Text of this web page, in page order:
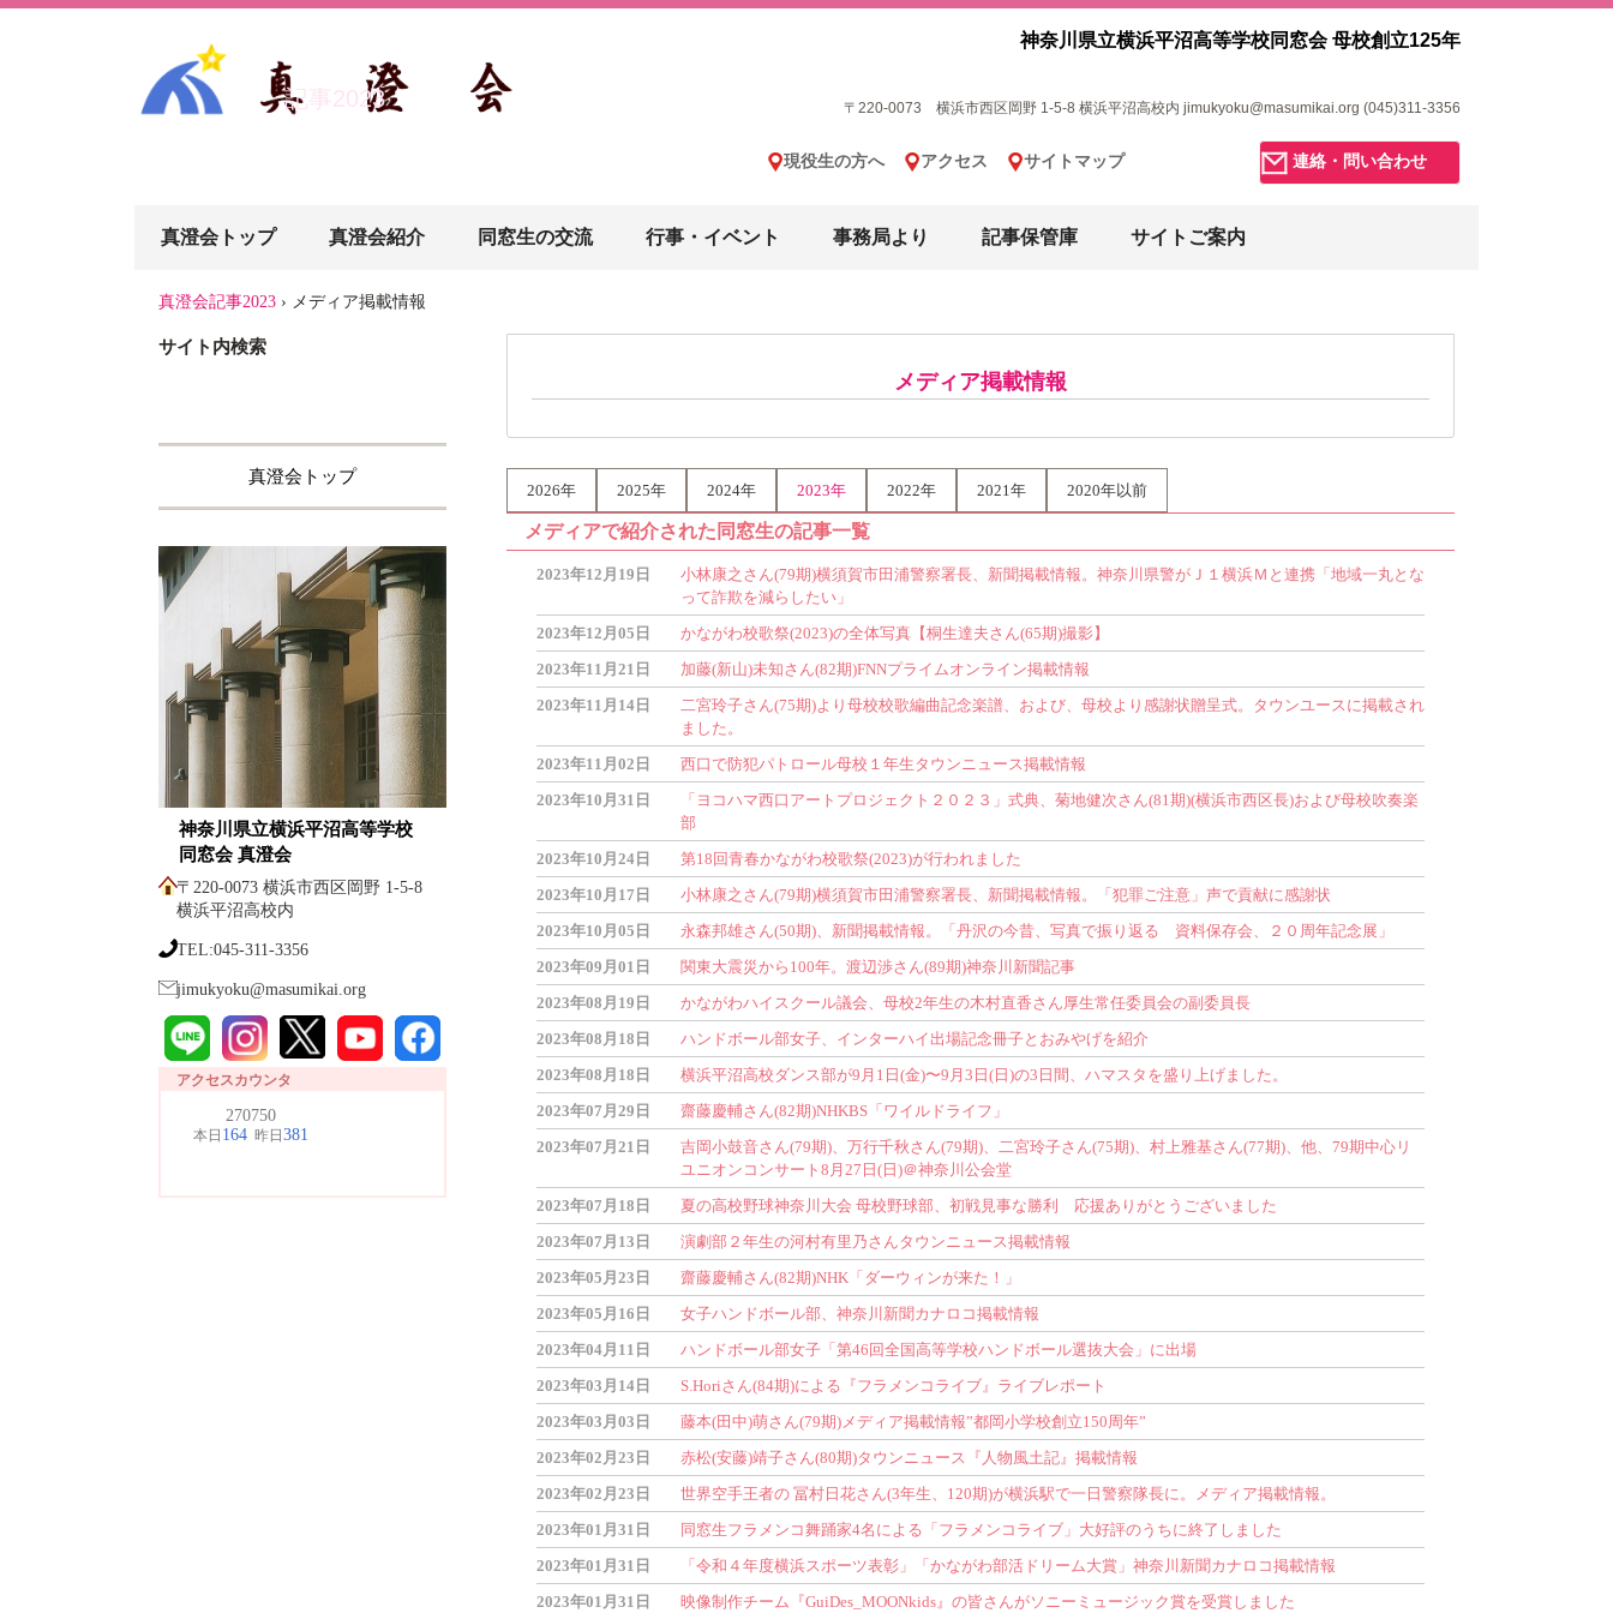
記事2023
神奈川県立横浜平沼高等学校同窓会 母校創立125年
〒220-0073 横浜市西区岡野 1-5-8 横浜平沼高校内 jimukyoku@masumikai.org (045)311-3356
連絡・問い合わせ
現役生の方へ アクセス サイトマップ
真澄会トップ 真澄会紹介 同窓生の交流 行事・イベント 事務局より 記事保管庫 サイトご案内
真澄会記事2023 › メディア掲載情報
メディア掲載情報
2026年 2025年 2024年 2023年 2022年 2021年 2020年以前
メディアで紹介された同窓生の記事一覧
2023年12月19日
小林康之さん(79期)横須賀市田浦警察署長、新聞掲載情報。神奈川県警がＪ１横浜Ｍと連携「地域一丸とな
って詐欺を減らしたい」
2023年12月05日
かながわ校歌祭(2023)の全体写真【桐生達夫さん(65期)撮影】
2023年11月21日
加藤(新山)未知さん(82期)FNNプライムオンライン掲載情報
2023年11月14日
二宮玲子さん(75期)より母校校歌編曲記念楽譜、および、母校より感謝状贈呈式。タウンユースに掲載され
ました。
2023年11月02日
西口で防犯パトロール母校１年生タウンニュース掲載情報
2023年10月31日
「ヨコハマ西口アートプロジェクト２０２３」式典、菊地健次さん(81期)(横浜市西区長)および母校吹奏楽
部
2023年10月24日
第18回青春かながわ校歌祭(2023)が行われました
2023年10月17日
小林康之さん(79期)横須賀市田浦警察署長、新聞掲載情報。「犯罪ご注意」声で貢献に感謝状
2023年10月05日
永森邦雄さん(50期)、新聞掲載情報。「丹沢の今昔、写真で振り返る 資料保存会、２０周年記念展」
2023年09月01日
関東大震災から100年。渡辺渉さん(89期)神奈川新聞記事
2023年08月19日
かながわハイスクール議会、母校2年生の木村直香さん厚生常任委員会の副委員長
2023年08月18日
ハンドボール部女子、インターハイ出場記念冊子とおみやげを紹介
2023年08月18日
横浜平沼高校ダンス部が9月1日(金)〜9月3日(日)の3日間、ハマスタを盛り上げました。
2023年07月29日
齋藤慶輔さん(82期)NHKBS「ワイルドライフ」
2023年07月21日
吉岡小鼓音さん(79期)、万行千秋さん(79期)、二宮玲子さん(75期)、村上雅基さん(77期)、他、79期中心リ
ユニオンコンサート8月27日(日)＠神奈川公会堂
2023年07月18日
夏の高校野球神奈川大会 母校野球部、初戦見事な勝利 応援ありがとうございました
2023年07月13日
演劇部２年生の河村有里乃さんタウンニュース掲載情報
2023年05月23日
齋藤慶輔さん(82期)NHK「ダーウィンが来た！」
2023年05月16日
女子ハンドボール部、神奈川新聞カナロコ掲載情報
2023年04月11日
ハンドボール部女子「第46回全国高等学校ハンドボール選抜大会」に出場
2023年03月14日
S.Horiさん(84期)による『フラメンコライブ』ライブレポート
2023年03月03日
藤本(田中)萌さん(79期)メディア掲載情報”都岡小学校創立150周年”
2023年02月23日
赤松(安藤)靖子さん(80期)タウンニュース『人物風土記』掲載情報
2023年02月23日
世界空手王者の 冨村日花さん(3年生、120期)が横浜駅で一日警察隊長に。メディア掲載情報。
2023年01月31日
同窓生フラメンコ舞踊家4名による「フラメンコライブ」大好評のうちに終了しました
2023年01月31日
「令和４年度横浜スポーツ表彰」「かながわ部活ドリーム大賞」神奈川新聞カナロコ掲載情報
2023年01月31日
映像制作チーム『GuiDes_MOONkids』の皆さんがソニーミュージック賞を受賞しました
サイト内検索
真澄会トップ
神奈川県立横浜平沼高等学校
同窓会 真澄会
〒220-0073 横浜市西区岡野 1-5-8
横浜平沼高校内
TEL:045-311-3356
jimukyoku@masumikai.org
アクセスカウンタ